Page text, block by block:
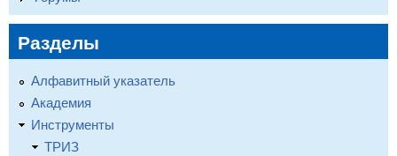
Разделы
Алфавитный указатель
Академия
Инструменты
ТРИЗ